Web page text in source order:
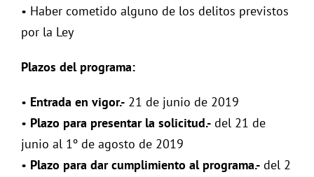
• Haber cometido alguno de los delitos previstos
por la Ley
Plazos del programa:
• Entrada en vigor.- 21 de junio de 2019
• Plazo para presentar la solicitud.- del 21 de
junio al 1º de agosto de 2019
• Plazo para dar cumplimiento al programa.- del 2